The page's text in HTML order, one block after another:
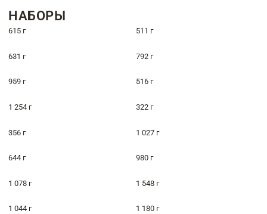
НАБОРЫ
615 г 511 г
631 г 792 г
959 г 516 г
1 254 г 322 г
356 г 1 027 г
644 г 980 г
1 078 г 1 548 г
1 044 г 1 180 г